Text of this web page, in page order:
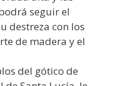
seguir el
destreza con los
de madera y el
del gótico de